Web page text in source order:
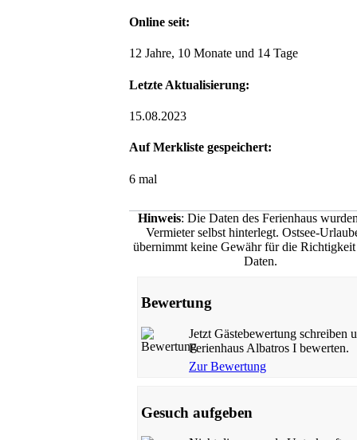
Online seit:
12 Jahre, 10 Monate und 14 Tage
Letzte Aktualisierung:
15.08.2023
Auf Merkliste gespeichert:
6 mal
Hinweis: Die Daten des Ferienhaus
Vermieter selbst hinterlegt. Ostsee-
übernimmt keine Gewähr für die Richtigkeit
Daten.
Bewertung
Jetzt Gästebewertung schreiben
Ferienhaus Albatros I bewerten.
Zur Bewertung
Gesuch aufgeben